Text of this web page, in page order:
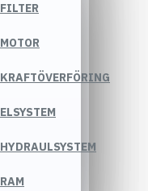
FILTER
MOTOR
KRAFTÖVERFÖRING
ELSYSTEM
HYDRAULSYSTEM
RAM